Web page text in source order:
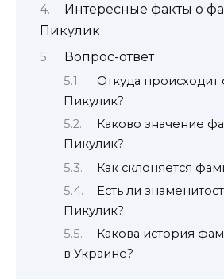
Интересные факты о
Пикулик
Вопрос-ответ
Откуда
Пикулик?
Каково значение
Пикулик?
Как склоняется
Есть ли
Пикулик?
Какова история
в Украине?